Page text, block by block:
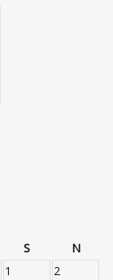
S
N
1
2